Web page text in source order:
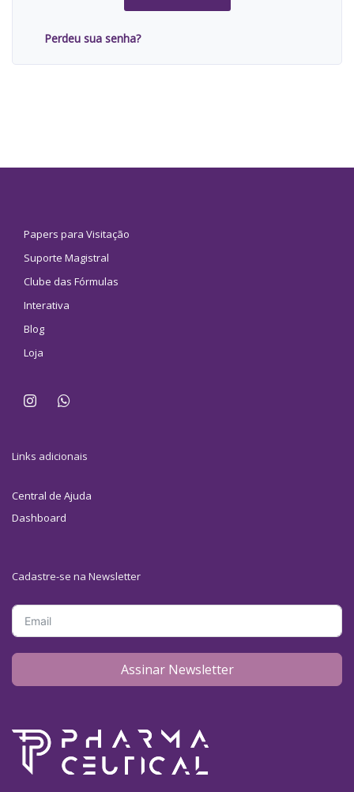
Perdeu sua senha?
Papers para Visitação
Suporte Magistral
Clube das Fórmulas
Interativa
Blog
Loja
Links adicionais
Central de Ajuda
Dashboard
Cadastre-se na Newsletter
Assinar Newsletter